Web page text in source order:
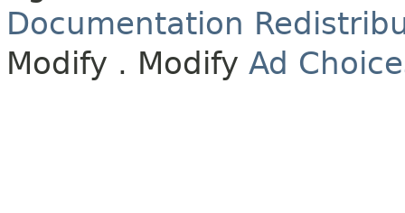
Documentation
Modify . Modify Ad